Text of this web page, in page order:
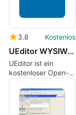
3.8 Kostenlos
UEditor WYSIWYG HTML Editor
UEditor ist ein
kostenloser Open-
Source-HTML-
Texteditor, der die
Erstellung von
Website-Inhalten